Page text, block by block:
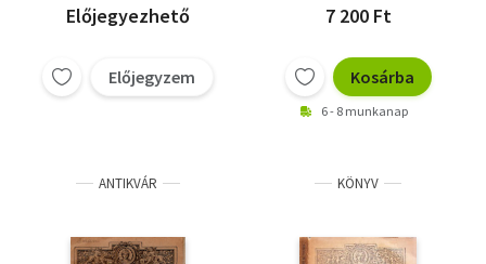
Előjegyezhető
Előjegyzem
7 200 Ft
Kosárba
6 - 8 munkanap
ANTIKVÁR KÖNYV